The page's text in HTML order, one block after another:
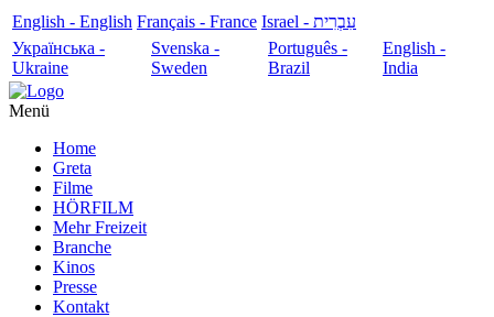
English - English Français - France
עִבְרִית - Israel
Українська -
Ukraine
Svenska -
Sweden
Português -
Brazil
English -
India
Menü
Home
Greta
Filme
HÖRFILM
Mehr Freizeit
Branche
Kinos
Presse
Kontakt